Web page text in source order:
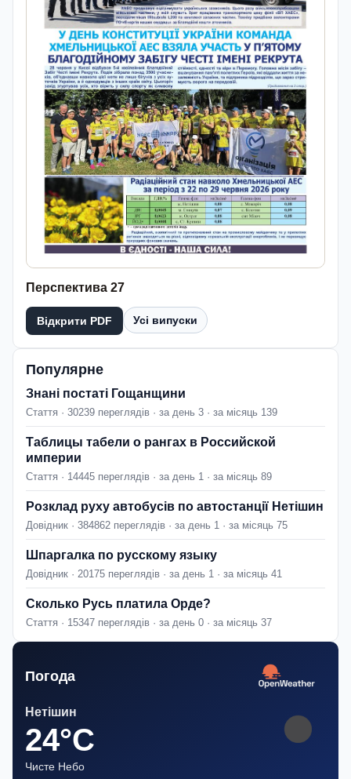
Перспектива 27
Відкрити PDF Усі випуски
Популярне
Знані постаті Гощанщини
Стаття · 30239 переглядів · за день 3 · за місяць 139
Таблицы табели о рангах в Российской
империи
Стаття · 14445 переглядів · за день 1 · за місяць 89
Розклад руху автобусів по автостанції Нетішин
Довідник · 384862 переглядів · за день 1 · за місяць 75
Шпаргалка по русскому языку
Довідник · 20175 переглядів · за день 1 · за місяць 41
Сколько Русь платила Орде?
Стаття · 15347 переглядів · за день 0 · за місяць 37
Погода
Нетішин
24°C
Чисте Небо